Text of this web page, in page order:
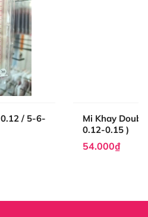
/ 5-6-
Mi Khay
0.12-0.15 )
54.000₫